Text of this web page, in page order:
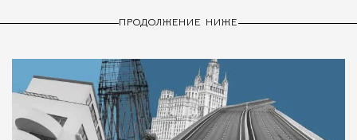
ПРОДОЛЖЕНИЕ НИЖЕ